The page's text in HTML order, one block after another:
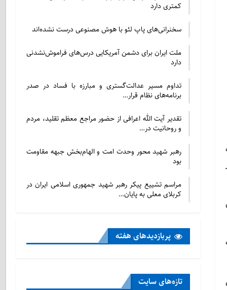
کمتری دارد
سخنرانی‌های پاپ لئو با هوش مصنوعی درست نشده‌اند
ملت ایران برای دشمن آمریکایی درس‌های فراموش‌نشدنی
دارد
تداوم مسیر عدالت‌گستری و مبارزه با فساد در صدر
برنامه‌های نظام قرار…
تقدیر آیت الله اعرافی از حضور مراجع معظم تقلید، مردم
و روحانیت در…
رهبر شهید محور وحدت امت و الهام‌بخش جبهه مقاومت
بود
مراسم تشییع پیکر رهبر شهید جمهوری اسلامی ایران در
کربلای معلی به پایان…
پربازدید‌های هفته
تازه‌‌های سایت